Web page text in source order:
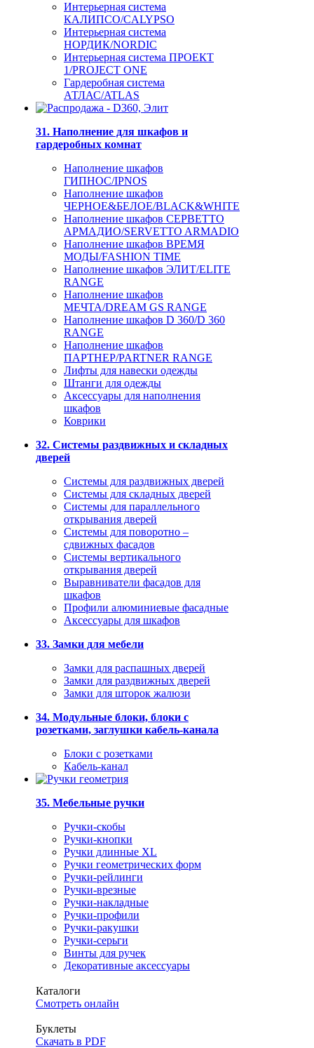
Интерьерная система
КАЛИПСО/CALYPSO
Интерьерная система
НОРДИК/NORDIC
Интерьерная система ПРОЕКТ
1/PROJECT ONE
Гардеробная система
АТЛАС/ATLAS
31. Наполнение для шкафов и
гардеробных комнат
Наполнение шкафов
ГИПНОС/IPNOS
Наполнение шкафов
ЧЕРНОЕ&БЕЛОЕ/BLACK&WHITE
Наполнение шкафов СЕРВЕТТО
АРМАДИО/SERVETTO ARMADIO
Наполнение шкафов ВРЕМЯ
МОДЫ/FASHION TIME
Наполнение шкафов ЭЛИТ/ELITE
RANGE
Наполнение шкафов
МЕЧТА/DREAM GS RANGE
Наполнение шкафов D 360/D 360
RANGE
Наполнение шкафов
ПАРТНЕР/PARTNER RANGE
Лифты для навески одежды
Штанги для одежды
Аксессуары для наполнения
шкафов
Коврики
32. Системы раздвижных и складных
дверей
Системы для раздвижных дверей
Системы для складных дверей
Системы для параллельного
открывания дверей
Системы для поворотно –
сдвижных фасадов
Системы вертикального
открывания дверей
Выравниватели фасадов для
шкафов
Профили алюминиевые фасадные
Аксессуары для шкафов
33. Замки для мебели
Замки для распашных дверей
Замки для раздвижных дверей
Замки для шторок жалюзи
34. Модульные блоки, блоки с
розетками, заглушки кабель-канала
Блоки с розетками
Кабель-канал
35. Мебельные ручки
Ручки-скобы
Ручки-кнопки
Ручки длинные XL
Ручки геометрических форм
Ручки-рейлинги
Ручки-врезные
Ручки-накладные
Ручки-профили
Ручки-ракушки
Ручки-серьги
Винты для ручек
Декоративные аксессуары
Каталоги
Смотреть онлайн
Буклеты
Скачать в PDF